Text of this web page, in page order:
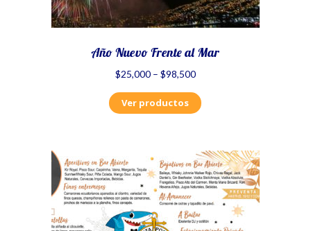
Año Nuevo Frente al Mar
$25,000– $98,500
Ver productos